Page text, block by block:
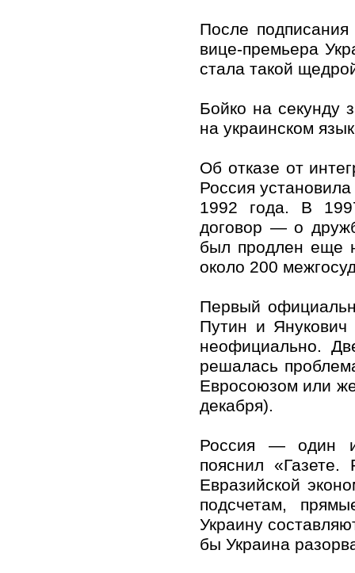
После
вице-премьера
стала такой
Бойко на секунду
на украинском
Об отказе от
Россия
1992 года. В
договор — о
был продлен еще
около 200
Первый
Путин и Янукович
неофициально.
решалась
Евросоюзом или
декабря).
Россия — один
пояснил «Газете.
Евразийской
подсчетам,
Украину
бы Украина